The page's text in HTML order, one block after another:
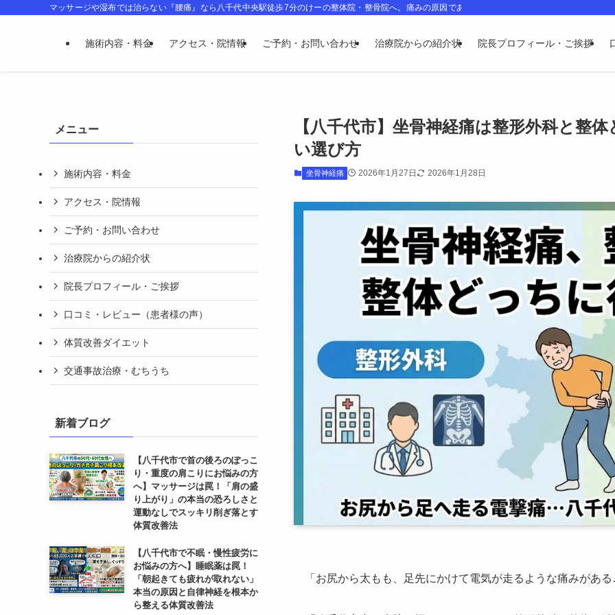
マッサージや湿布では治らない『腰痛』なら八千代中央駅徒歩7分のけーの整体院・整骨院へ。痛みの原因である姿勢・骨格・神経のゆがみを整え
施術内容・料金 アクセス・院情報 ご予約・お問い合わせ 治療院からの紹介状 院長プロフィール・ご挨拶
【八千代市】坐骨神経痛は整形外科と整
い選び方
坐骨神経痛 2026年1月27日 2026年1月28日
「お尻から太もも、足先にかけて電気が走るような痛みがあ
メニュー
施術内容・料金
アクセス・院情報
ご予約・お問い合わせ
治療院からの紹介状
院長プロフィール・ご挨拶
口コミ・レビュー（患者様の声）
体質改善ダイエット
交通事故治療・むちうち
新着ブログ
【八千代市で首の後ろのぽっこ
り・重度の肩こりにお悩みの方
へ】マッサージは罠！「肩の盛
り上がり」の本当の恐ろしさと
運動なしでスッキリ削ぎ落とす
体質改善法
【八千代市で不眠・慢性疲労に
お悩みの方へ】睡眠薬は罠！
「朝起きても疲れが取れない」
本当の原因と自律神経を根本か
ら整える体質改善法